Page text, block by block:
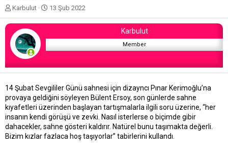
K
o
n
u
u
a
l
a
t
a
n
Karbulut
B
a
ş
n
ı
t
a
r
i
h
i
13 Şub 2022
Karbulut
Member
14 Şubat Sevgililer Günü sahnesi için dizayncı Pınar Kerimoğlu’na
provaya geldiğini söyleyen Bülent Ersoy, son günlerde sahne
kıyafetleri üzerinden başlayan tartışmalarla ilgili soru üzerine, “her
insanın kendi görüşü ve zevki. Nasıl isterlerse o biçimde gibir
dahacekler, sahne gösteri kaldırır. Natürel bunu taşımakta değerli.
Bizim kızlar fazlaca hoş taşıyorlar” tabirlerini kullandı.